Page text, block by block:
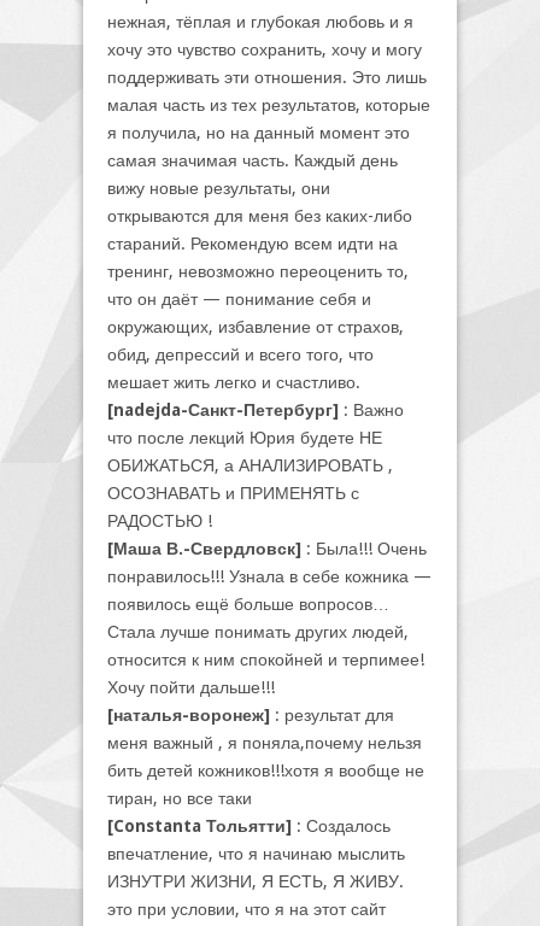
нежная, тёплая и глубокая любовь и я
хочу это чувство сохранить, хочу и могу
поддерживать эти отношения. Это лишь
малая часть из тех результатов, которые
я получила, но на данный момент это
самая значимая часть. Каждый день
вижу новые результаты, они
открываются для меня без каких-либо
стараний. Рекомендую всем идти на
тренинг, невозможно переоценить то,
что он даёт — понимание себя и
окружающих, избавление от страхов,
обид, депрессий и всего того, что
мешает жить легко и счастливо.
[nadejda-Санкт-Петербург] : Важно
что после лекций Юрия будете НЕ
ОБИЖАТЬСЯ, а АНАЛИЗИРОВАТЬ ,
ОСОЗНАВАТЬ и ПРИМЕНЯТЬ с
РАДОСТЬЮ !
[Маша В.-Свердловск] : Была!!! Очень
понравилось!!! Узнала в себе кожника —
появилось ещё больше вопросов…
Стала лучше понимать других людей,
относится к ним спокойней и терпимее!
Хочу пойти дальше!!!
[наталья-воронеж] : результат для
меня важный , я поняла,почему нельзя
бить детей кожников!!!хотя я вообще не
тиран, но все таки
[Constanta Тольятти] : Создалось
впечатление, что я начинаю мыслить
ИЗНУТРИ ЖИЗНИ, Я ЕСТЬ, Я ЖИВУ.
это при условии, что я на этот сайт